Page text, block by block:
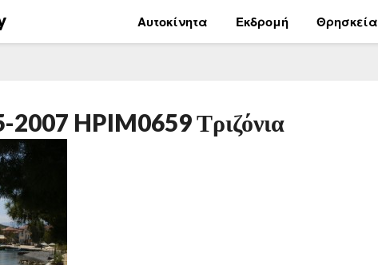
Αυτοκίνητα Εκδρομή Θρησκεία
2007 HPIM0659 Τριζόνια